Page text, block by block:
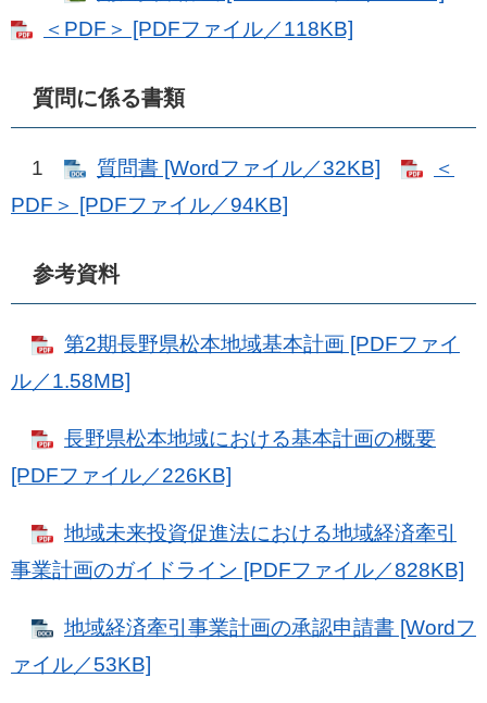
＜PDF＞ [PDFファイル／118KB]
質問に係る書類
1 質問書 [Wordファイル／32KB]
＜
PDF＞ [PDFファイル／94KB]
参考資料
第2期長野県松本地域基本計画 [PDFファイ
ル／1.58MB]
⻑野県松本地域における基本計画の概要
[PDFファイル／226KB]
地域未来投資促進法における地域経済牽引
事業計画のガイドライン [PDFファイル／828KB]
地域経済牽引事業計画の承認申請書 [Wordフ
ァイル／53KB]